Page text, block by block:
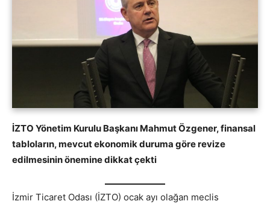
İZTO Yönetim Kurulu Başkanı Mahmut Özgener, finansal
tabloların, mevcut ekonomik duruma göre revize
edilmesinin önemine dikkat çekti
İzmir Ticaret Odası (İZTO) ocak ayı olağan meclis